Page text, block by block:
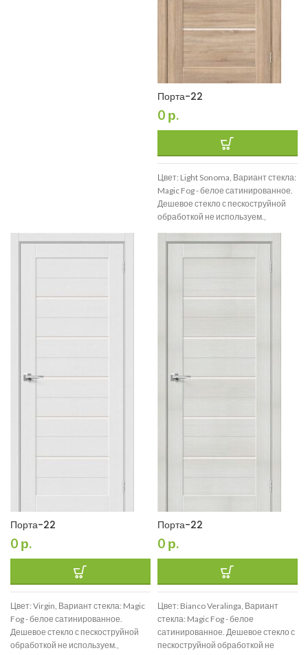
Порта-22
0 р.
Цвет: Light Sonoma, Вариант стекла:
Magic Fog - белое сатинированное.
Дешевое стекло с пескоструйной
обработкой не используем.,
Порта-22
0 р.
Цвет: Virgin, Вариант стекла: Magic
Fog - белое сатинированное.
Дешевое стекло с пескоструйной
обработкой не используем.,
Порта-22
0 р.
Цвет: Bianco Veralinga, Вариант
стекла: Magic Fog - белое
сатинированное. Дешевое стекло с
пескоструйной обработкой не